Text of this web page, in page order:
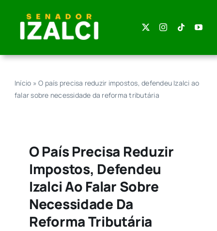
content
Início »O país precisa reduzir impostos, defendeu Izalci ao
falar sobre necessidade da reforma tributária
O País Precisa Reduzir
Impostos, Defendeu
Izalci Ao Falar Sobre
Necessidade Da
Reforma Tributária